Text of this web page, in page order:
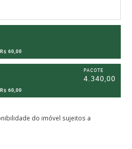
R$ 60,00
PACOTE
4.340,00
R$ 60,00
do imóvel sujeitos a